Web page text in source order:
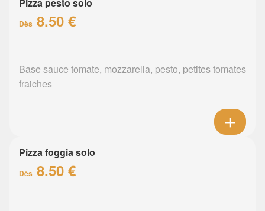
Pizza pesto solo
Dès 8.50 €
Base sauce tomate, mozzarella, pesto, petites tomates
fraiches
Pizza foggia solo
Dès 8.50 €